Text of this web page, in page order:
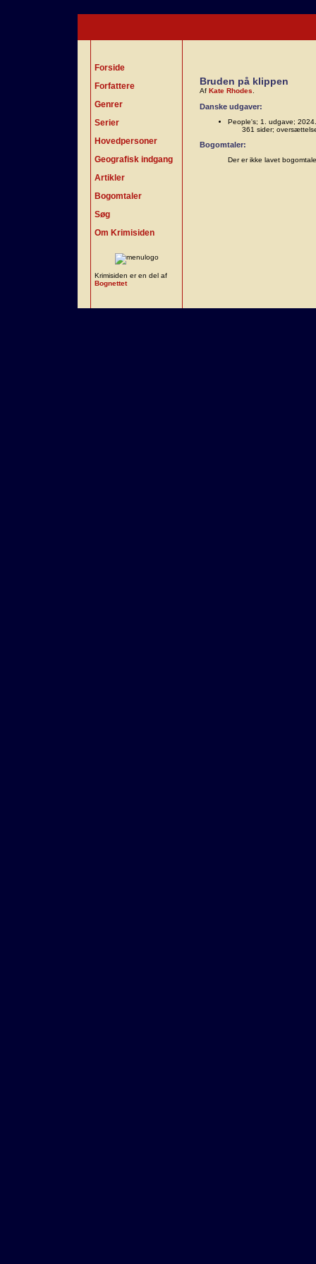
Forside
Forfattere
Genrer
Serier
Hovedpersoner
Geografisk indgang
Artikler
Bogomtaler
Søg
Om Krimisiden
Krimisiden er en del af
Bognettet
Bruden på klippen
Af Kate Rhodes
Danske udgaver:
People's; 1. udgave; 2024.
361 sider;
Bogomtaler:
Der er ikke lavet